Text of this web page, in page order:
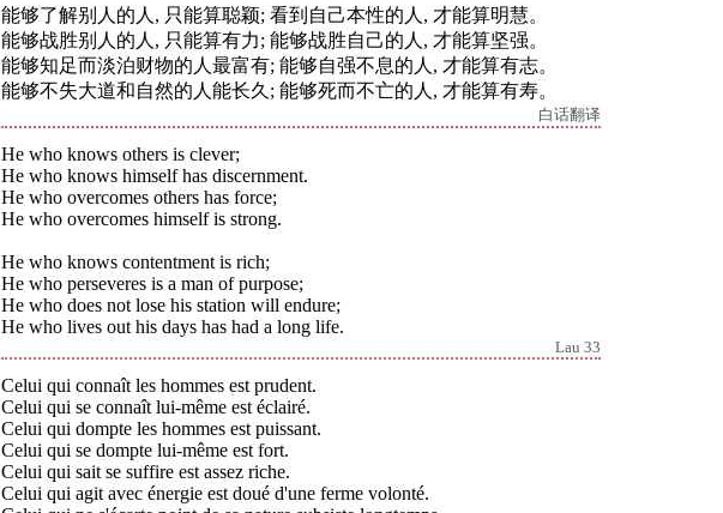
能够了解别人的人, 只能算聪颖; 看到自己本性的人, 才能算明慧。
能够战胜别人的人, 只能算有力; 能够战胜自己的人, 才能算坚强。
能够知足而淡泊财物的人最富有; 能够自强不息的人, 才能算有志。
能够不失大道和自然的人能长久; 能够死而不亡的人, 才能算有寿。
白话翻译
He who knows others is clever;
He who knows himself has discernment.
He who overcomes others has force;
He who overcomes himself is strong.
He who knows contentment is rich;
He who perseveres is a man of purpose;
He who does not lose his station will endure;
He who lives out his days has had a long life.
Lau 33
Celui qui connaît les hommes est prudent.
Celui qui se connaît lui-même est éclairé.
Celui qui dompte les hommes est puissant.
Celui qui se dompte lui-même est fort.
Celui qui sait se suffire est assez riche.
Celui qui agit avec énergie est doué d'une ferme volonté.